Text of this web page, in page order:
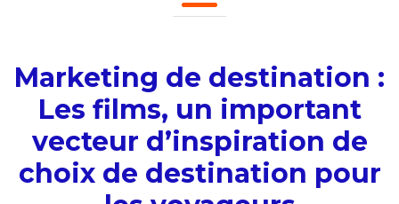
Marketing de destination :
Les films, un important
vecteur d’inspiration de
choix de destination pour